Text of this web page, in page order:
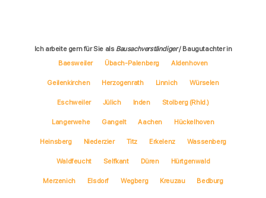
Ich arbeite gern für Sie als Bausachverständiger/ Baugutachter in
Baesweiler
Übach-Palenberg Aldenhoven
Geilenkirchen Herzogenrath Linnich Würselen
Eschweiler Jülich Inden Stolberg (Rhld.)
Langerwehe Gangelt Aachen Hückelhoven
Heinsberg Niederzier Titz Erkelenz Wassenberg
Waldfeucht Selfkant Düren Hürtgenwald
Merzenich Elsdorf Wegberg Kreuzau Bedburg